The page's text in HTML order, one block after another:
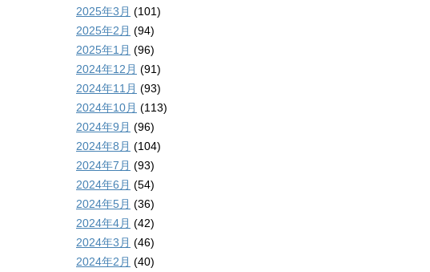
2025年3月 (101)
2025年2月 (94)
2025年1月 (96)
2024年12月 (91)
2024年11月 (93)
2024年10月 (113)
2024年9月 (96)
2024年8月 (104)
2024年7月 (93)
2024年6月 (54)
2024年5月 (36)
2024年4月 (42)
2024年3月 (46)
2024年2月 (40)